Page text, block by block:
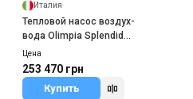
Италия
Тепловой насос воздух-
вода Olimpia Splendid
Sherpa S3
Цена
253 470 грн
Купить